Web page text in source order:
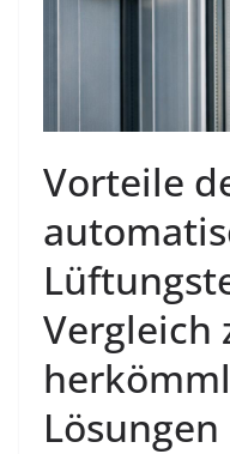
Vorteile
Vergleich
Lösungen